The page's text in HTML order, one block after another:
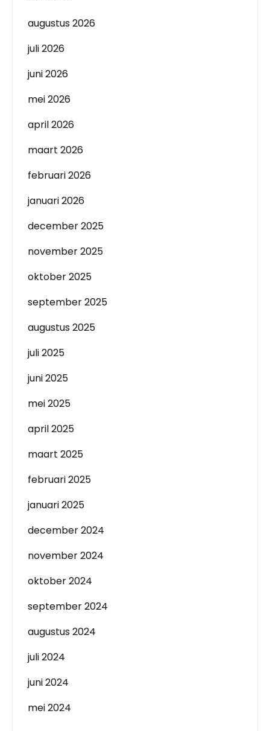
augustus 2026
juli 2026
juni 2026
mei 2026
april 2026
maart 2026
februari 2026
januari 2026
december 2025
november 2025
oktober 2025
september 2025
augustus 2025
juli 2025
juni 2025
mei 2025
april 2025
maart 2025
februari 2025
januari 2025
december 2024
november 2024
oktober 2024
september 2024
augustus 2024
juli 2024
juni 2024
mei 2024